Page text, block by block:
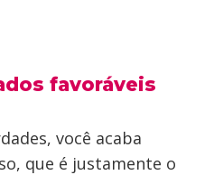
favoráveis
você acaba
que é justamente o